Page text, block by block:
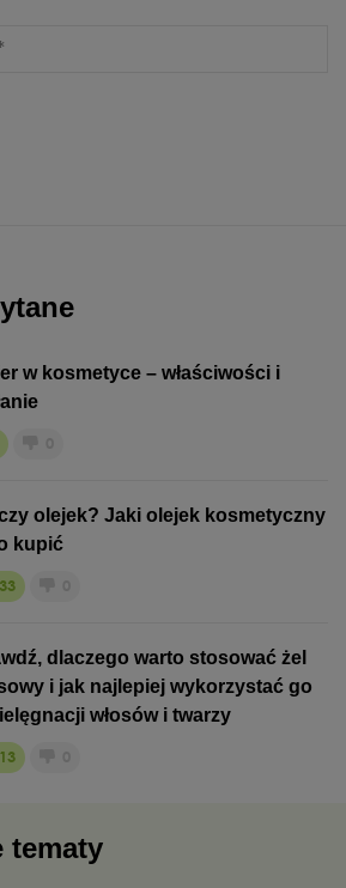
w kosmetyce – właściwości i
olejek? Jaki olejek kosmetyczny
kupić
dlaczego warto stosować żel
i jak najlepiej wykorzystać go
włosów i twarzy
tematy